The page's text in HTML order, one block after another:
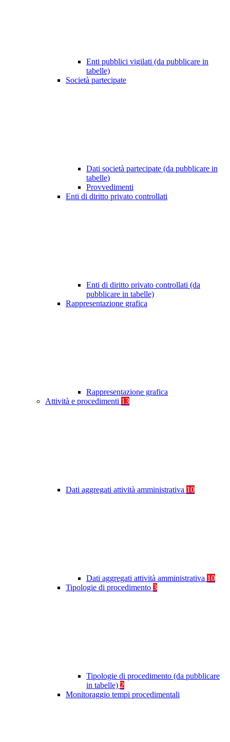
Enti pubblici vigilati (da pubblicare in
tabelle)
Società partecipate
Dati società partecipate (da pubblicare in
tabelle)
Provvedimenti
Enti di diritto privato controllati
Enti di diritto privato controllati (da
pubblicare in tabelle)
Rappresentazione grafica
Rappresentazione grafica
Attività e procedimenti 13
Dati aggregati attività amministrativa 10
Dati aggregati attività amministrativa 10
Tipologie di procedimento 3
Tipologie di procedimento (da pubblicare
in tabelle) 2
Monitoraggio tempi procedimentali